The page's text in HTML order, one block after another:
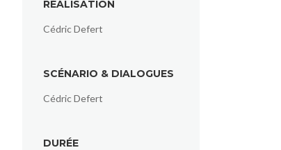
RÉALISATION
Cédric Defert
SCÉNARIO & DIALOGUES
Cédric Defert
DURÉE